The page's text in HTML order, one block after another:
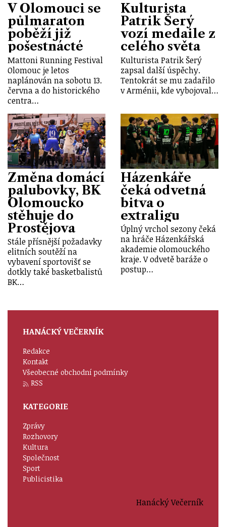
V Olomouci se
půlmaraton
poběží již
pošestnácté
Mattoni Running Festival
Olomouc je letos
naplánován na sobotu 13.
června a do historického
centra…
Kulturista
Patrik Šerý
vozí medaile z
celého světa
Kulturista Patrik Šerý
zapsal další úspěchy.
Tentokrát se mu zadařilo
v Arménii, kde vybojoval…
Změna domácí
palubovky, BK
Olomoucko
stěhuje do
Prostějova
Stále přísnější požadavky
elitních soutěží na
vybavení sportovišť se
dotkly také basketbalistů
BK…
Házenkáře
čeká odvetná
bitva o
extraligu
Úplný vrchol sezony čeká
na hráče Házenkářská
akademie olomouckého
kraje. V odvetě baráže o
postup…
HANÁCKÝ VEČERNÍK
Redakce
Kontakt
Všeobecné obchodní podmínky
RSS
KATEGORIE
Zprávy
Rozhovory
Kultura
Společnost
Sport
Publicistika
Hanácký Večerník